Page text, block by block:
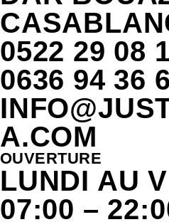
0522 29 08
0636 94 36
A.COM
OUVERTURE
LUNDI AU
07:00 –